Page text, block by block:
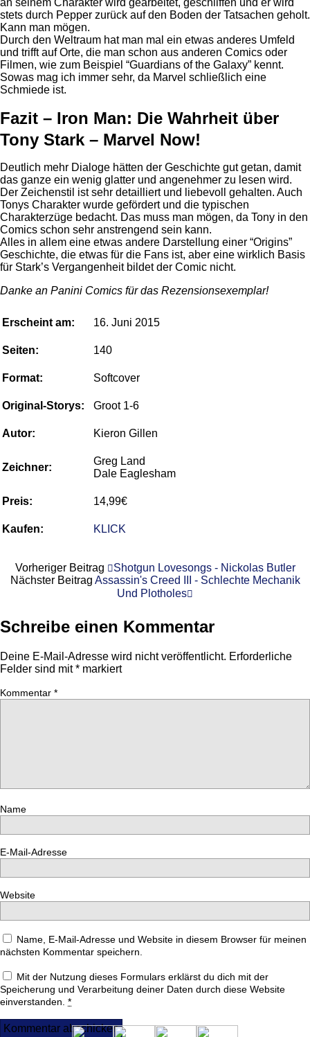
an seinem Charakter wird gearbeitet, geschliffen und er wird
stets durch Pepper zurück auf den Boden der Tatsachen geholt.
Kann man mögen.
Durch den Weltraum hat man mal ein etwas anderes Umfeld
und trifft auf Orte, die man schon aus anderen Comics oder
Filmen, wie zum Beispiel “Guardians of the Galaxy” kennt.
Sowas mag ich immer sehr, da Marvel schließlich eine
Schmiede ist.
Fazit – Iron Man: Die Wahrheit über
Tony Stark – Marvel Now!
Deutlich mehr Dialoge hätten der Geschichte gut getan, damit
das ganze ein wenig glatter und angenehmer zu lesen wird.
Der Zeichenstil ist sehr detailliert und liebevoll gehalten. Auch
Tonys Charakter wurde gefördert und die typischen
Charakterzüge bedacht. Das muss man mögen, da Tony in den
Comics schon sehr anstrengend sein kann.
Alles in allem eine etwas andere Darstellung einer “Origins”
Geschichte, die etwas für die Fans ist, aber eine wirklich Basis
für Stark’s Vergangenheit bildet der Comic nicht.
Danke an Panini Comics für das Rezensionsexemplar!
Erscheint am: 16. Juni 2015
Seiten: 140
Format: Softcover
Original-Storys: Groot 1-6
Autor: Kieron Gillen
Zeichner:
Greg Land
Dale Eaglesham
Preis: 14,99€
Kaufen: KLICK
Vorheriger Beitrag
Shotgun Lovesongs - Nickolas Butler
Nächster Beitrag Assassin's Creed III - Schlechte Mechanik
Und Plotholes
Schreibe einen Kommentar
Deine E-Mail-Adresse wird nicht veröffentlicht. Erforderliche
Felder sind mit* markiert
Kommentar *
Name
E-Mail-Adresse
Website
Name, E-Mail-Adresse und Website in diesem Browser für meinen
nächsten Kommentar speichern.
Mit der Nutzung dieses Formulars erklärst du dich mit der
Speicherung und Verarbeitung deiner Daten durch diese Website
einverstanden. *